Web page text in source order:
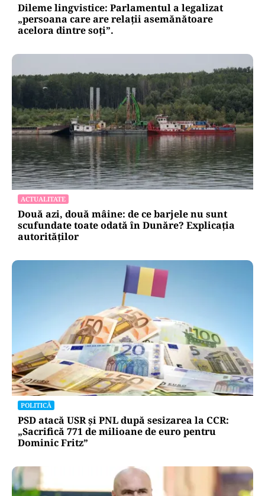
Dileme lingvistice: Parlamentul a legalizat
„persoana care are relații asemănătoare
acelora dintre soți”.
ACTUALITATE
Două azi, două mâine: de ce barjele nu sunt
scufundate toate odată în Dunăre? Explicația
autorităților
POLITICĂ
PSD atacă USR și PNL după sesizarea la CCR:
„Sacrifică 771 de milioane de euro pentru
Dominic Fritz”